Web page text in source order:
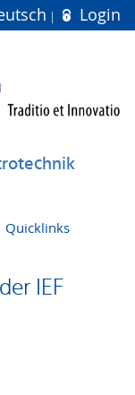
Login
Quicklinks
IEF